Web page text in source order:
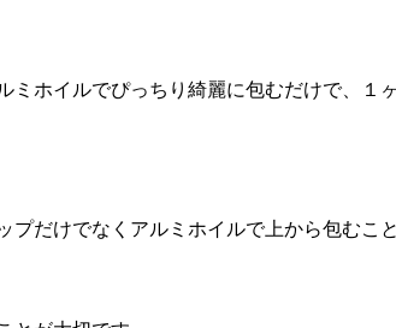
ミホイルでぴっちり綺麗に包むだけで、１
プだけでなくアルミホイルで上から包むこ